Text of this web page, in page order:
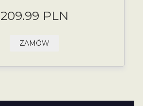
209.99 PLN
ZAMÓW